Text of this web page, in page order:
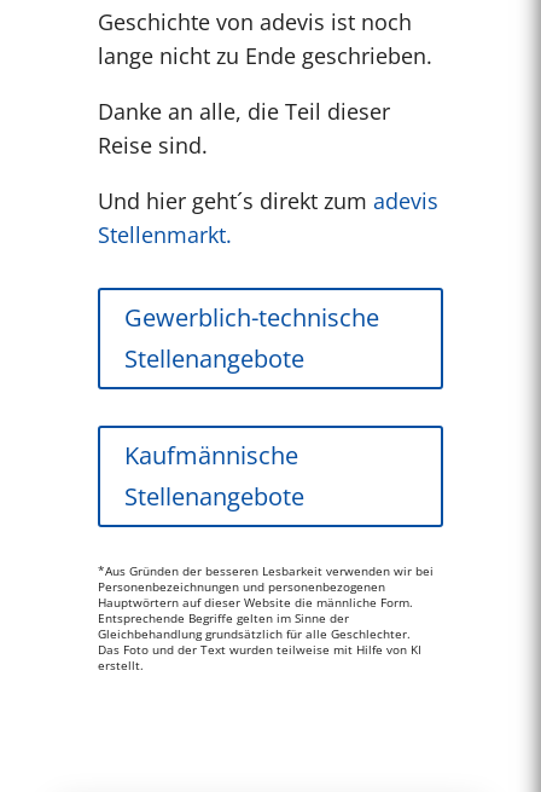
Geschichte von adevis ist noch
lange nicht zu Ende geschrieben.
Danke an alle, die Teil dieser
Reise sind.
Und hier geht´s direkt zum adevis
Stellenmarkt.
Gewerblich-technische
Stellenangebote
Kaufmännische
Stellenangebote
*Aus Gründen der besseren Lesbarkeit verwenden wir bei
Personenbezeichnungen und personenbezogenen
Hauptwörtern auf dieser Website die männliche Form.
Entsprechende Begriffe gelten im Sinne der
Gleichbehandlung grundsätzlich für alle Geschlechter.
Das Foto und der Text wurden teilweise mit Hilfe von KI
erstellt.